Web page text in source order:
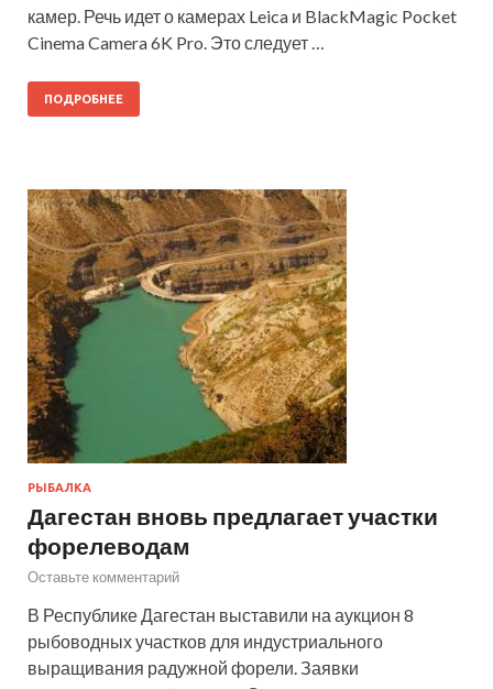
камер. Речь идет о камерах Leica и BlackMagic Pocket
Cinema Camera 6K Pro. Это следует …
ПОДРОБНЕЕ
РЫБАЛКА
Дагестан вновь предлагает участки
форелеводам
Оставьте комментарий
В Республике Дагестан выставили на аукцион 8
рыбоводных участков для индустриального
выращивания радужной форели. Заявки